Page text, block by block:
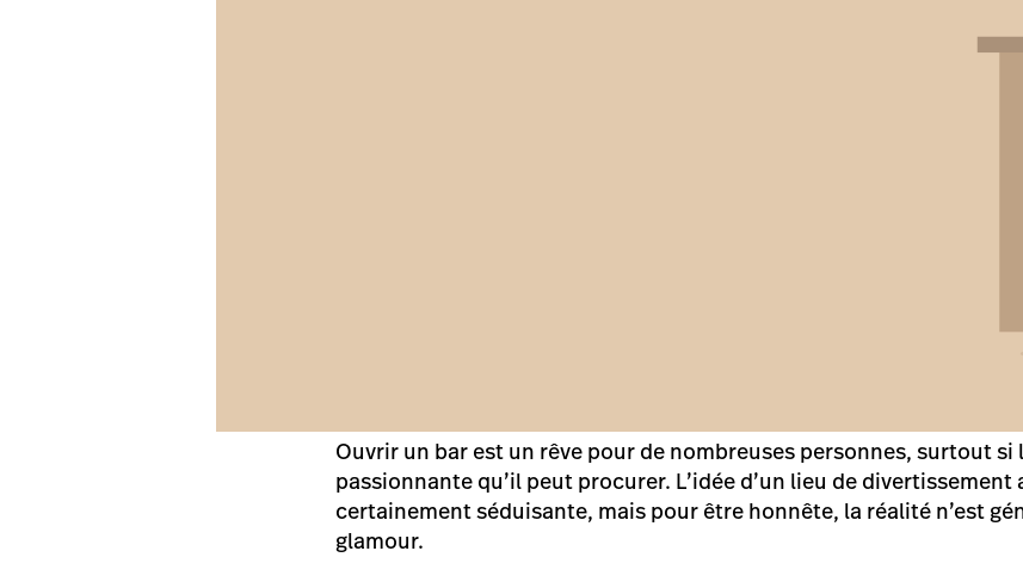
Ouvrir un bar est un rêve pour de nombreuses personnes, surtout si
passionnante qu’il peut procurer. L’idée d’un lieu de
certainement séduisante, mais pour être honnête, la réalité n’est
glamour.